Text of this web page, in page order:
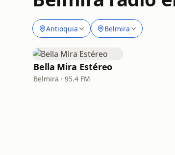
Antioquia Belmira
Bella Mira Estéreo
Belmira · 95.4 FM